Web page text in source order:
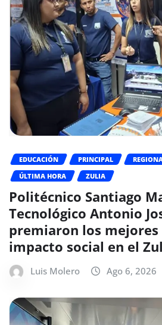
EDUCACIÓN PRINCIPAL
ÚLTIMA HORA
ZULIA
Politécnico Santiago
Tecnológico Antonio
premiaron los
impacto social en el
Luis Molero Ago 6, 2026